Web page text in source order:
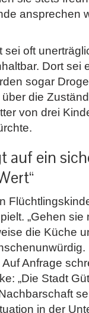
ansprechen
oft
Dort sei
sogar
die
von drei
auf ein
„Gehen sie
die Küche
Anfrage
„Die Stadt
in der